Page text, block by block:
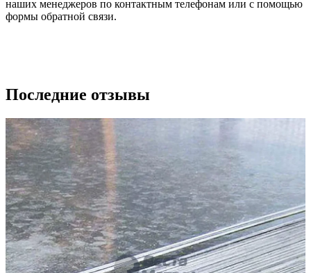
наших менеджеров по контактным телефонам или с помощью
формы обратной связи.
Последние отзывы